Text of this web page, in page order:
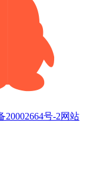
20002664号-2网站